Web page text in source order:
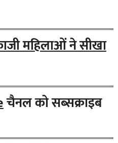
महिलाओं ने सीखा
चैनल को सब्सक्राइब